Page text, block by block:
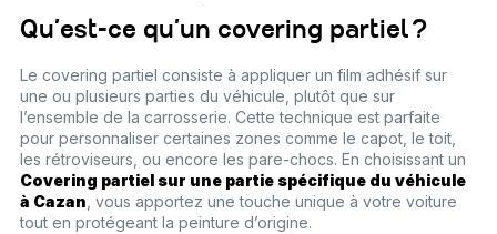
Qu’est-ce qu’un covering partiel ?
Le covering partiel consiste à appliquer un film adhésif sur
une ou plusieurs parties du véhicule, plutôt que sur
l’ensemble de la carrosserie. Cette technique est parfaite
pour personnaliser certaines zones comme le capot, le toit,
les rétroviseurs, ou encore les pare-chocs. En choisissant un
Covering partiel sur une partie spécifique du véhicule
à Cazan , vous apportez une touche unique à votre voiture
tout en protégeant la peinture d’origine.